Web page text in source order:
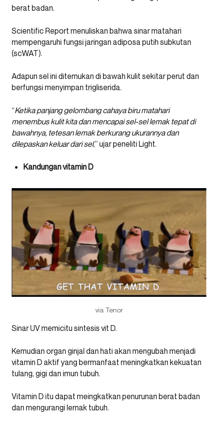
berat badan.
Scientific Report menuliskan bahwa sinar matahari
mempengaruhi fungsi jaringan adiposa putih subkutan
(scWAT).
Adapun sel ini ditemukan di bawah kulit sekitar perut dan
berfungsi menyimpan trigliserida.
“Ketika panjang gelombang cahaya biru matahari
menembus kulit kita dan mencapai sel-sel lemak tepat di
bawahnya, tetesan lemak berkurang ukurannya dan
dilepaskan keluar dari sel,” ujar peneliti Light.
Kandungan vitamin D
via Tenor
Sinar UV memicitu sintesis vit D.
Kemudian organ ginjal dan hati akan mengubah menjadi
vitamin D aktif yang bermanfaat meningkatkan kekuatan
tulang, gigi dan imun tubuh.
Vitamin D itu dapat meingkatkan penurunan berat badan
dan mengurangi lemak tubuh.